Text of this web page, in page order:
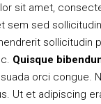
sit amet,
sem sed
sollicitudin
Quisque
orci congue.
Ut et adipiscing